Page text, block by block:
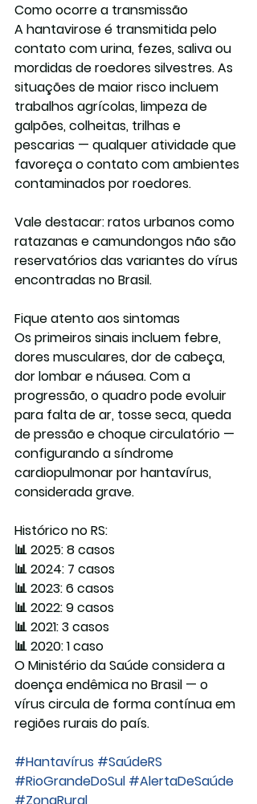
Como ocorre a transmissão
A hantavirose é transmitida pelo
contato com urina, fezes, saliva ou
mordidas de roedores silvestres. As
situações de maior risco incluem
trabalhos agrícolas, limpeza de
galpões, colheitas, trilhas e
pescarias — qualquer atividade que
favoreça o contato com ambientes
contaminados por roedores.
Vale destacar: ratos urbanos como
ratazanas e camundongos não são
reservatórios das variantes do vírus
encontradas no Brasil.
Fique atento aos sintomas
Os primeiros sinais incluem febre,
dores musculares, dor de cabeça,
dor lombar e náusea. Com a
progressão, o quadro pode evoluir
para falta de ar, tosse seca, queda
de pressão e choque circulatório —
configurando a síndrome
cardiopulmonar por hantavírus,
considerada grave.
Histórico no RS:
📊 2025: 8 casos
📊 2024: 7 casos
📊 2023: 6 casos
📊 2022: 9 casos
📊 2021: 3 casos
📊 2020: 1 caso
O Ministério da Saúde considera a
doença endêmica no Brasil — o
vírus circula de forma contínua em
regiões rurais do país.
#Hantavírus #SaúdeRS
#RioGrandeDoSul #AlertaDeSaúde